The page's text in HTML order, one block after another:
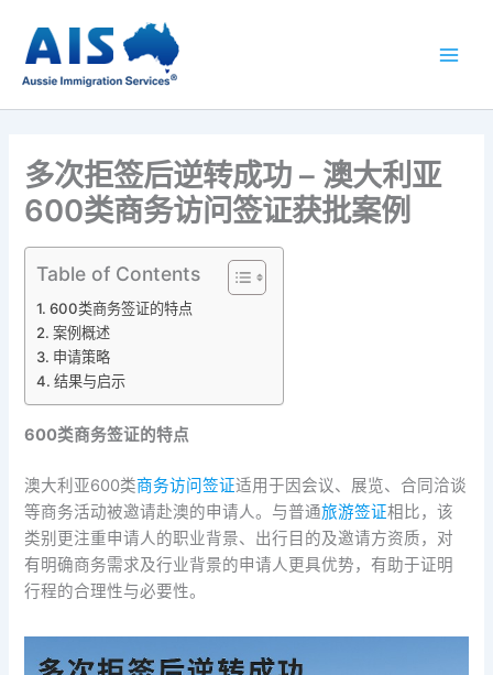
多次拒签后逆转成功 – 澳大利亚
600类商务访问签证获批案例
Table of Contents
600类商务签证的特点
案例概述
申请策略
结果与启示
600类商务签证的特点
澳大利亚600类商务访问签证适用于因会议、展览、合同洽谈
等商务活动被邀请赴澳的申请人。与普通旅游签证相比，该
类别更注重申请人的职业背景、出行目的及邀请方资质，对
有明确商务需求及行业背景的申请人更具优势，有助于证明
行程的合理性与必要性。